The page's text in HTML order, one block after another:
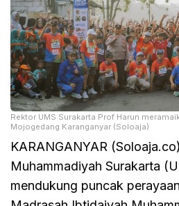
Rektor UMS Surakarta Prof Harun
Mojogedang Karanganyar (Soloaja)
KARANGANYAR
Muhammadiyah Surakarta
mendukung puncak